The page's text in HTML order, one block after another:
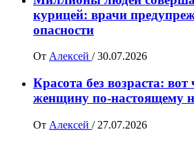
курицей: врачи
опасности
От Алексей / 30.07.2026
Красота без возраста: вот
женщину по-настоящему
От Алексей / 27.07.2026